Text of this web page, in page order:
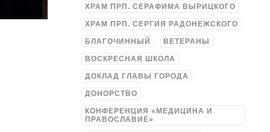
ХРАМ ПРП. СЕРАФИМА ВЫРИЦКОГО
ХРАМ ПРП. СЕРГИЯ РАДОНЕЖСКОГО
БЛАГОЧИННЫЙ ВЕТЕРАНЫ
ВОСКРЕСНАЯ ШКОЛА
ДОКЛАД ГЛАВЫ ГОРОДА
ДОНОРСТВО
КОНФЕРЕНЦИЯ «МЕДИЦИНА И
ПРАВОСЛАВИЕ»